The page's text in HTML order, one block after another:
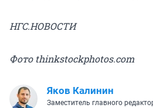
НГС.НОВОСТИ
Фото thinkstockphotos.com
Яков Калинин
Заместитель главного